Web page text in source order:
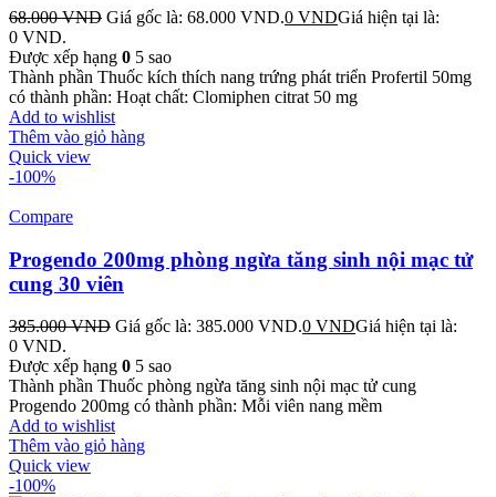
68.000VND Giá gốc là: 68.000 VND.0 VNDGiá hiện tại là:
0 VND.
Được xếp hạng 0 5 sao
Thành phần Thuốc kích thích nang trứng phát triển Profertil 50mg
có thành phần: Hoạt chất: Clomiphen citrat 50 mg
Add to wishlist
Thêm vào giỏ hàng
Quick view
-100%
Compare
Progendo 200mg phòng ngừa tăng sinh nội mạc tử
cung 30 viên
385.000VND Giá gốc là: 385.000 VND.0 VNDGiá hiện tại là:
0 VND.
Được xếp hạng 0 5 sao
Thành phần Thuốc phòng ngừa tăng sinh nội mạc tử cung
Progendo 200mg có thành phần: Mỗi viên nang mềm
Add to wishlist
Thêm vào giỏ hàng
Quick view
-100%